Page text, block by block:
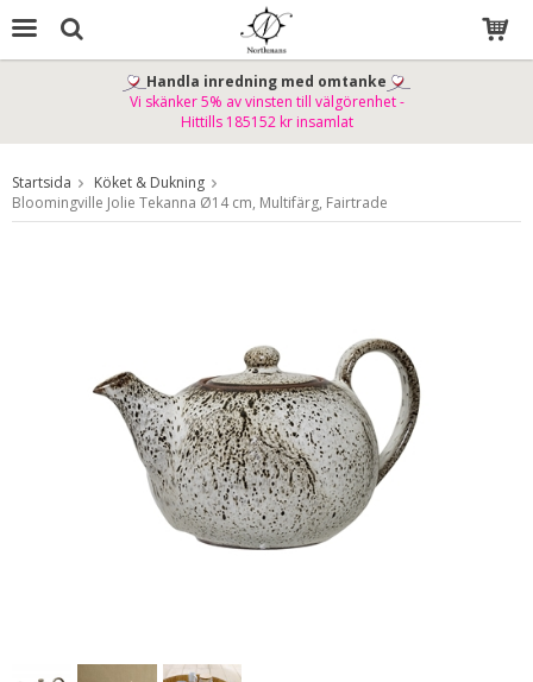
Produkten har blivit tillagd i varukorgen
Handla inredning med omtanke
Vi skänker 5% av vinsten till välgörenhet -
Hittills 185152 kr insamlat
Startsida
Köket & Dukning
Bloomingville Jolie Tekanna Ø14 cm, Multifärg, Fairtrade